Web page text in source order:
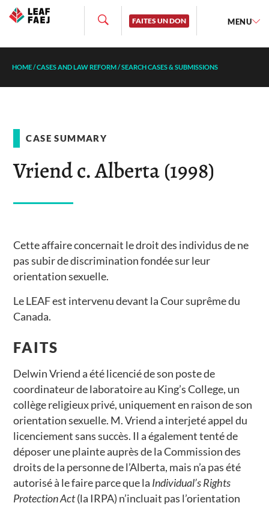
FAITES UN DON MENU
HOME/CASES AND LAW REFORM/SEARCH CASES & SUBMISSIONS
CASE SUMMARY
Vriend c. Alberta (1998)
Cette affaire concernait le droit des individus de ne
pas subir de discrimination fondée sur leur
orientation sexuelle.
Le LEAF est intervenu devant la Cour suprême du
Canada.
FAITS
Delwin Vriend a été licencié de son poste de
coordinateur de laboratoire au King’s College, un
collège religieux privé, uniquement en raison de son
orientation sexuelle. M. Vriend a interjeté appel du
licenciement sans succès. Il a également tenté de
déposer une plainte auprès de la Commission des
droits de la personne de l’Alberta, mais n’a pas été
autorisé à le faire parce que la Individual’s Rights
Protection Act(la IRPA) n’incluait pas l’orientation